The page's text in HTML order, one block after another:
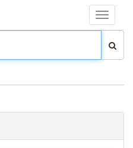
Toggle